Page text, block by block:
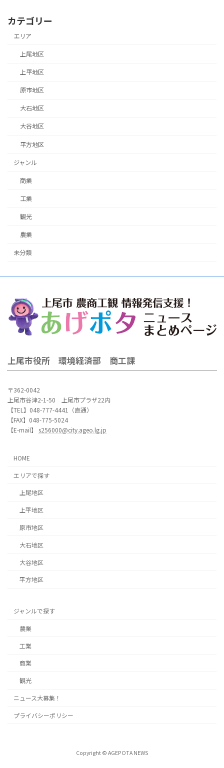
カテゴリー
エリア
上尾地区
上平地区
原市地区
大石地区
大谷地区
平方地区
ジャンル
商業
工業
観光
農業
未分類
上尾市役所 環境経済部 商工課
〒362-0042
上尾市谷津2-1-50 上尾市プラザ22内
【TEL】048-777-4441（直通）
【FAX】048-775-5024
【E-mail】 s256000@city.ageo.lg.jp
HOME
エリアで探す
上尾地区
上平地区
原市地区
大石地区
大谷地区
平方地区
ジャンルで探す
農業
工業
商業
観光
ニュース大募集！
プライバシーポリシー
Copyright © AGEPOTA NEWS